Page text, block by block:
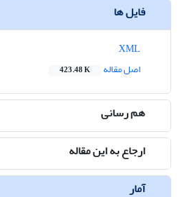
فایل ها
اصل مقاله
423.48 K
هم رسانی
ارجاع به این مقاله
آمار